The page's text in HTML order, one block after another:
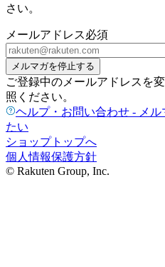
さい。
メールアドレス必須
メルマガを停止する
ご登録中のメールアドレスを
照ください。
ヘルプ・お問い合わせ - メ
たい
ショップトップへ
個人情報保護方針
© Rakuten Group, Inc.